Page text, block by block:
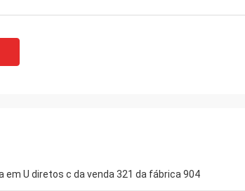
em U diretos c da venda 321 da fábrica 904